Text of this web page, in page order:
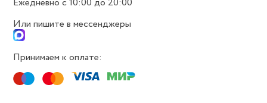
Или пишите в мессенджеры
Принимаем к оплате: